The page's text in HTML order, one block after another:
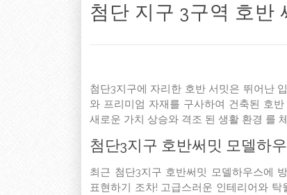
첨단 지구 3구역 호반
첨단3지구에 자리한 호반 서밋은 뛰어난
와 프리미엄 자재를 구사하여 건축된 호
새로운 가치 상승와 격조 된 생활 환경 를
첨단3지구 호반써밋 모델하
최근 첨단3지구 호반써밋 모델하우스에
표현하기 조차! 고급스러운 인테리어와